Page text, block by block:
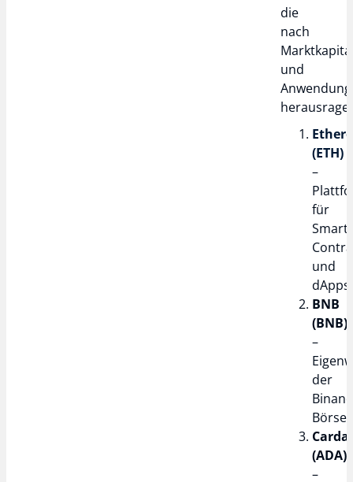
die
nach
und
(ETH)
–
für
Smart
und
dApps
BNB
(BNB)
–
der
Börse
(ADA)
–